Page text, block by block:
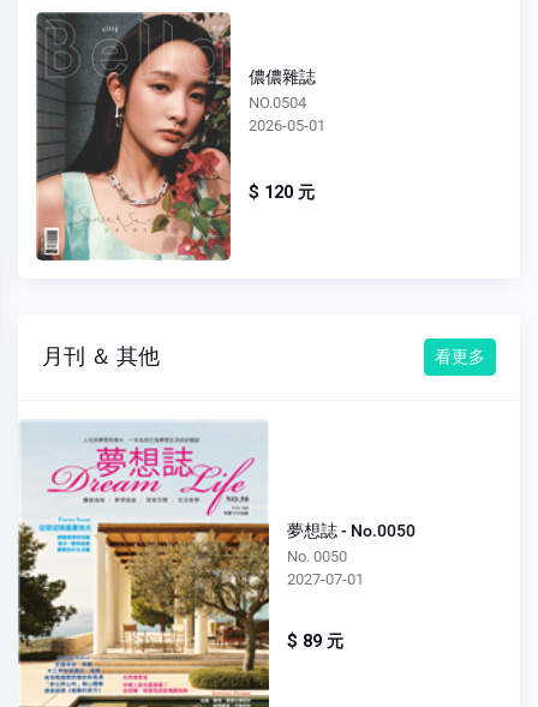
儂儂雜誌
NO.0504
2026-05-01
$ 120 元
月刊 ＆ 其他 看更多
夢想誌 - No.0050
No. 0050
2027-07-01
$ 89 元